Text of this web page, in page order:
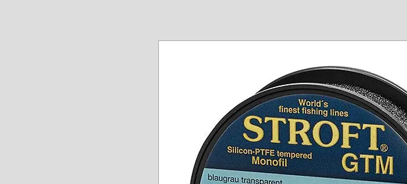
www.angel-area.com